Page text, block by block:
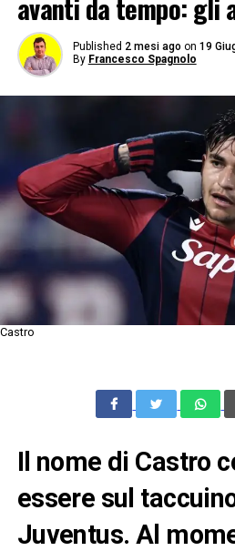
avanti da tempo: gli
Published 2 mesi ago on 19
By Francesco Spagnolo
Castro
Il nome di Castro
essere sul
Juventus. Al